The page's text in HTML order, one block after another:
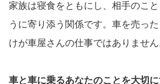
家族は寝食をともにし、相手のこ
うに寄り添う関係です。車を売っ
けが車屋さんの仕事ではありません
車と車に乗るあなたのことを大切に